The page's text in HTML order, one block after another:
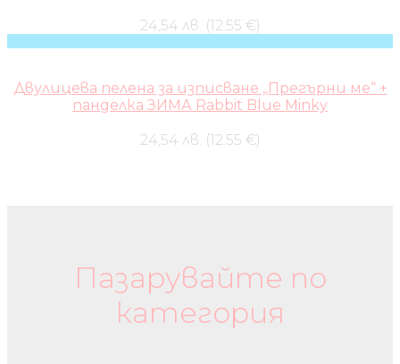
24,54 лв. (12.55 €)
Двулицева пелена за изписване „Прегърни ме“ +
панделка ЗИМА Rabbit Blue Minky
24,54 лв. (12.55 €)
Пазарувайте по
категория